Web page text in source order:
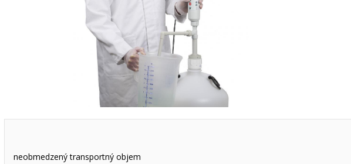
neobmedzený transportný objem